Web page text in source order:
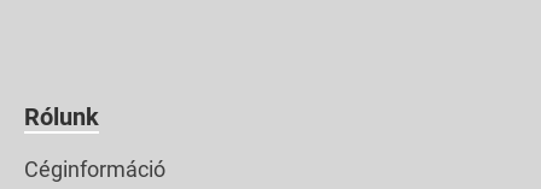
Rólunk
Céginformáció